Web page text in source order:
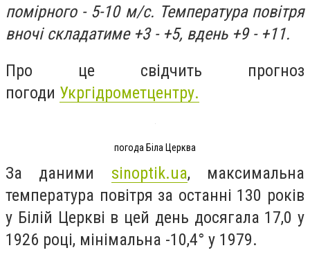
помірного - 5-10 м/с. Температура повітря
вночі складатиме +3 - +5, вдень +9 - +11.
Про це свідчить прогноз
погоди Укргідрометцентру.
погода Біла Церква
За даними sinoptik.ua, максимальна
температура повітря за останні 130 років
у Білій Церкві в цей день досягала 17,0 у
1926 році, мінімальна -10,4° у 1979.